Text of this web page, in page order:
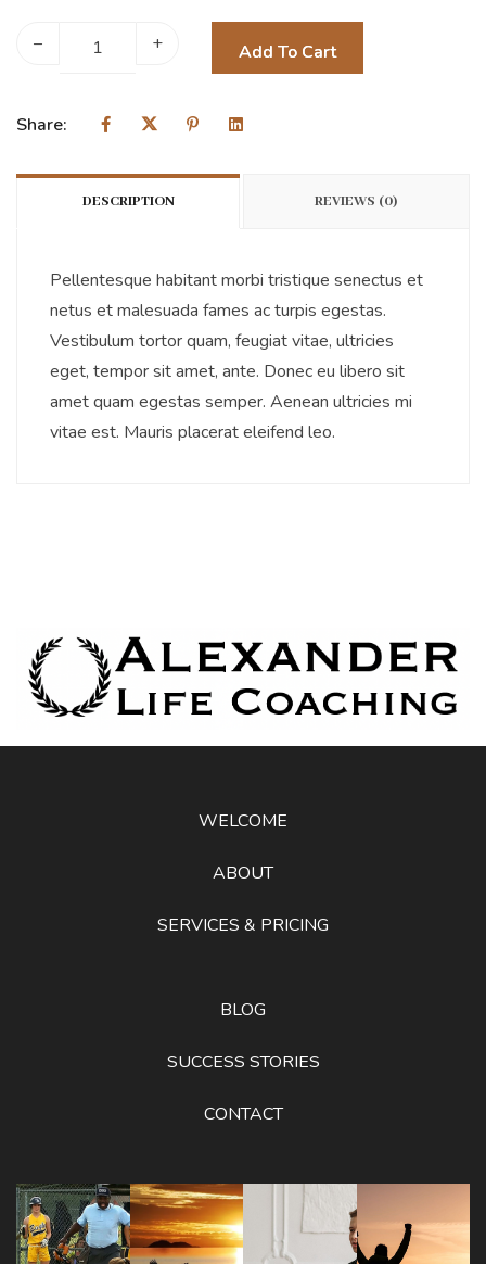
– + Add To Cart
Share:
DESCRIPTION REVIEWS (0)
Pellentesque habitant morbi tristique senectus et
netus et malesuada fames ac turpis egestas.
Vestibulum tortor quam, feugiat vitae, ultricies
eget, tempor sit amet, ante. Donec eu libero sit
amet quam egestas semper. Aenean ultricies mi
vitae est. Mauris placerat eleifend leo.
WELCOME
ABOUT
SERVICES & PRICING
BLOG
SUCCESS STORIES
CONTACT